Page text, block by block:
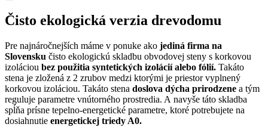
Čisto ekologická verzia drevodomu
Pre najnáročnejších máme v ponuke ako jediná firma na
Slovensku čisto ekologickú skladbu obvodovej steny s korkovou
izoláciou bez použitia syntetických izolácií alebo fólií. Takáto
stena je zložená z 2 zrubov medzi ktorými je priestor vyplnený
korkovou izoláciou. Takáto stena doslova dýcha prirodzene a tým
reguluje parametre vnútorného prostredia. A navyše táto skladba
spĺňa prísne tepelno-energetické parametre, ktoré potrebujete na
dosiahnutie energetickej triedy A0.